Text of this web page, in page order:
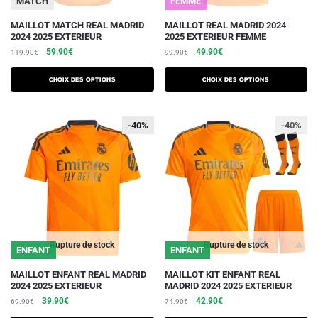
produit
MAILLOT MATCH REAL MADRID
2024 2025 EXTERIEUR
119.90€
Le
initial
était :
59.90€Le
actuel
est :
Choix des options
Ce
produit
a
plusieurs
variations.
peuvent
être
choisies
du
produit
MAILLOT REAL MADRID 2024
2025 EXTERIEUR FEMME
99.90€
Le
initial
était :
49.90€Le
actuel
est :
Choix des options
Ce
produit
a
plusieurs
variations.
options
peuvent
être
choisies
du
produit
Rupture de stock
-40%
ENFANT
-40%
MAILLOT ENFANT REAL MADRID
2024 2025 EXTERIEUR
69.90€
Le
39.90€Le
Ce
produit
a
Rupture de stock
ENFANT
-40%
MAILLOT KIT ENFANT REAL
MADRID 2024 2025 EXTERIEUR
74.90€
Le
42.90€Le
Ce
produit
a